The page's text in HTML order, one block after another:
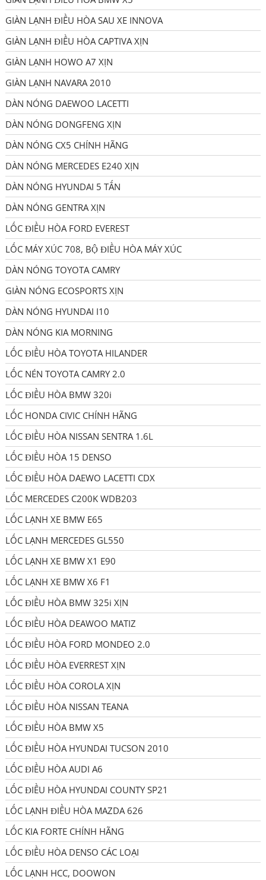
GIÀN LẠNH ĐIỀU HÒA SAU XE INNOVA
GIÀN LẠNH ĐIỀU HÒA CAPTIVA XỊN
GIÀN LẠNH HOWO A7 XỊN
GIÀN LẠNH NAVARA 2010
DÀN NÓNG DAEWOO LACETTI
DÀN NÓNG DONGFENG XỊN
DÀN NÓNG CX5 CHÍNH HÃNG
DÀN NÓNG MERCEDES E240 XỊN
DÀN NÓNG HYUNDAI 5 TẤN
DÀN NÓNG GENTRA XỊN
LỐC ĐIỀU HÒA FORD EVEREST
LỐC MÁY XÚC 708, BỘ ĐIỀU HÒA MÁY XÚC
DÀN NÓNG TOYOTA CAMRY
GIÀN NÓNG ECOSPORTS XỊN
DÀN NÓNG HYUNDAI I10
DÀN NÓNG KIA MORNING
LỐC ĐIỀU HÒA TOYOTA HILANDER
LỐC NÉN TOYOTA CAMRY 2.0
LỐC ĐIỀU HÒA BMW 320i
LỐC HONDA CIVIC CHÍNH HÃNG
LỐC ĐIỀU HÒA NISSAN SENTRA 1.6L
LỐC ĐIỀU HÒA 15 DENSO
LỐC ĐIỀU HÒA DAEWO LACETTI CDX
LỐC MERCEDES C200K WDB203
LỐC LẠNH XE BMW E65
LỐC LẠNH MERCEDES GL550
LỐC LẠNH XE BMW X1 E90
LỐC LẠNH XE BMW X6 F1
LỐC ĐIỀU HÒA BMW 325i XỊN
LỐC ĐIỀU HÒA DEAWOO MATIZ
LỐC ĐIỀU HÒA FORD MONDEO 2.0
LỐC ĐIỀU HÒA EVERREST XỊN
LỐC ĐIỀU HÒA COROLA XỊN
LỐC ĐIỀU HÒA NISSAN TEANA
LỐC ĐIỀU HÒA BMW X5
LỐC ĐIỀU HÒA HYUNDAI TUCSON 2010
LỐC ĐIỀU HÒA AUDI A6
LỐC ĐIỀU HÒA HYUNDAI COUNTY SP21
LỐC LẠNH ĐIỀU HÒA MAZDA 626
LỐC KIA FORTE CHÍNH HÃNG
LỐC ĐIỀU HÒA DENSO CÁC LOẠI
LỐC LẠNH HCC, DOOWON